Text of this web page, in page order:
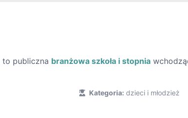
to publiczna branżowa szkoła i stopnia
Kategoria: dzieci i młodzież